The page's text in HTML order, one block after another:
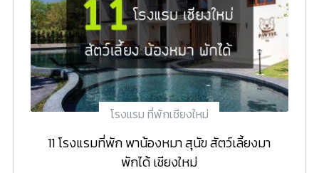
โรงแรม ที่พักเชียงใหม่
11 โรงแรมที่พัก พาน้องหมา สุนัข สัตว์เลี้ยงมา
พักได้ เชียงใหม่